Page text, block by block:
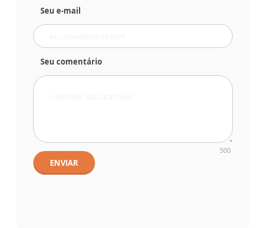
Seu e-mail
Seu comentário
500
ENVIAR